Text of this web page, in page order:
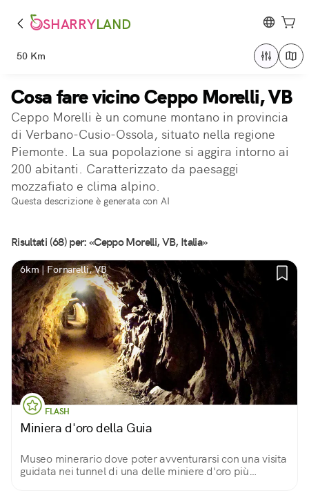
SHARRYLAND
50 Km
Cosa fare vicino Ceppo Morelli, VB
Ceppo Morelli è un comune montano in provincia
di Verbano-Cusio-Ossola, situato nella regione
Piemonte. La sua popolazione si aggira intorno ai
200 abitanti. Caratterizzato da paesaggi
mozzafiato e clima alpino.
Questa descrizione è generata con AI
Risultati (68) per: «Ceppo Morelli, VB, Italia»
6km | Fornarelli, VB
FLASH
Miniera d'oro della Guia
Museo minerario dove poter avventurarsi con una visita
guidata nei tunnel di una delle miniere d'oro più